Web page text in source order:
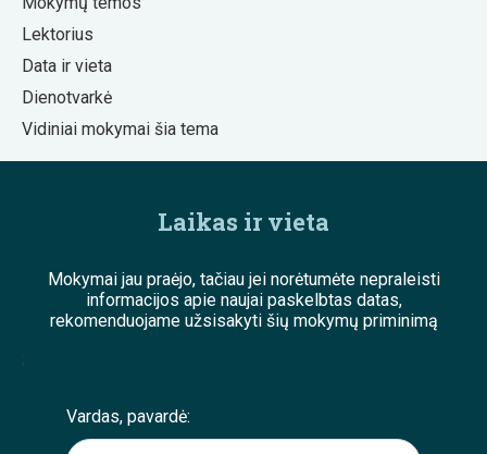
Lektorius
Data ir vieta
Dienotvarkė
Vidiniai mokymai šia tema
Laikas ir vieta
Mokymai jau praėjo, tačiau jei norėtumėte nepraleisti
informacijos apie naujai paskelbtas datas,
rekomenduojame užsisakyti šių mokymų priminimą
;
Vardas, pavardė: